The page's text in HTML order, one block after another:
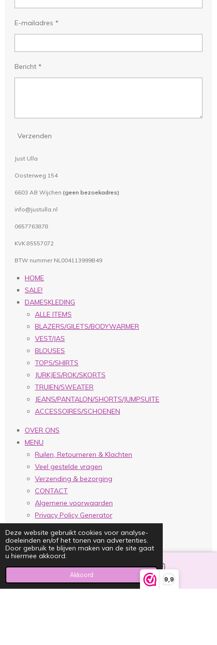
Deze website gebruikt cookies voor analyse-
doeleinden en/of het tonen van advertenties.
Door gebruik te blijven maken van de site gaat
u hiermee akkoord.
Akkoord
9,9
E-mailadres *
Bericht *
Verzenden
Just Ulla
Oosterweg 154
6603 AB Wijchen (geen bezoekadres)
info@justulla.nl
0657763878
KVK 85557072
BTW nummer NL004113999B49
HOME
SALE!
DAMESKLEDING
ALLE ITEMS
BLAZERS/GILETS/BODYWARMER
VEST/JAS
BLOUSES
TOPS/SHIRTS
JURKJES/ROK/SKORTS
TRUIEN/SWEATER
JEANS/PANTALON/SHORTS/JUMPSUITE
ACCESSOIRES/SCHOENEN
OVER ONS
MENU
Ruilen, Retourneren & Klachten
Veel gestelde vragen
Verzending & bezorging
CONTACT
Algemene voorwaarden
Privacy Policy Generator
I
n
s
r
© 2022 JUST ULLA
E-mailadres Instagram